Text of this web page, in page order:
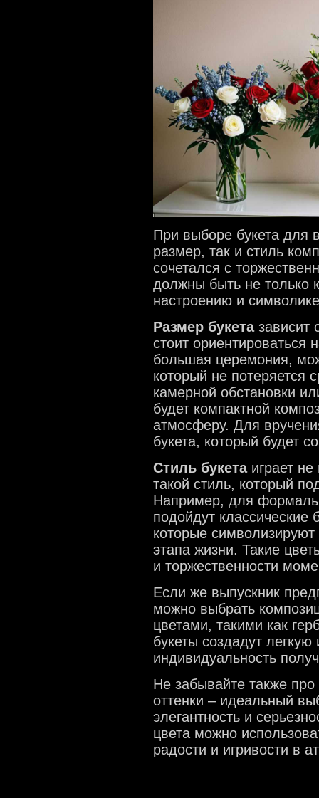
При выборе букета для
размер, так и стиль
сочетался с
должны быть не только
настроению и
Размер букетазависит
стоит ориентироваться
большая церемония,
который не потеряется
камерной обстановки
будет компактной
атмосферу. Для
букета, который будет
Стиль букетаиграет
такой стиль, который
Например, для
подойдут классические
которые
этапа жизни. Такие
и торжественности
Если же выпускник
можно выбрать
цветами, такими как
букеты создадут
индивидуальность
Не забывайте также
оттенки – идеальный
элегантность и
цвета можно
радости и игривости в